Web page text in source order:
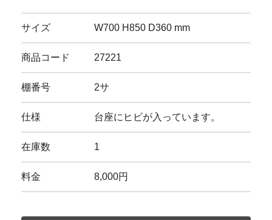
サイズ W700 H850 D360 mm
商品コード 27221
棚番号 2サ
仕様 台座にヒビが入っています。
在庫数 1
料金 8,000円